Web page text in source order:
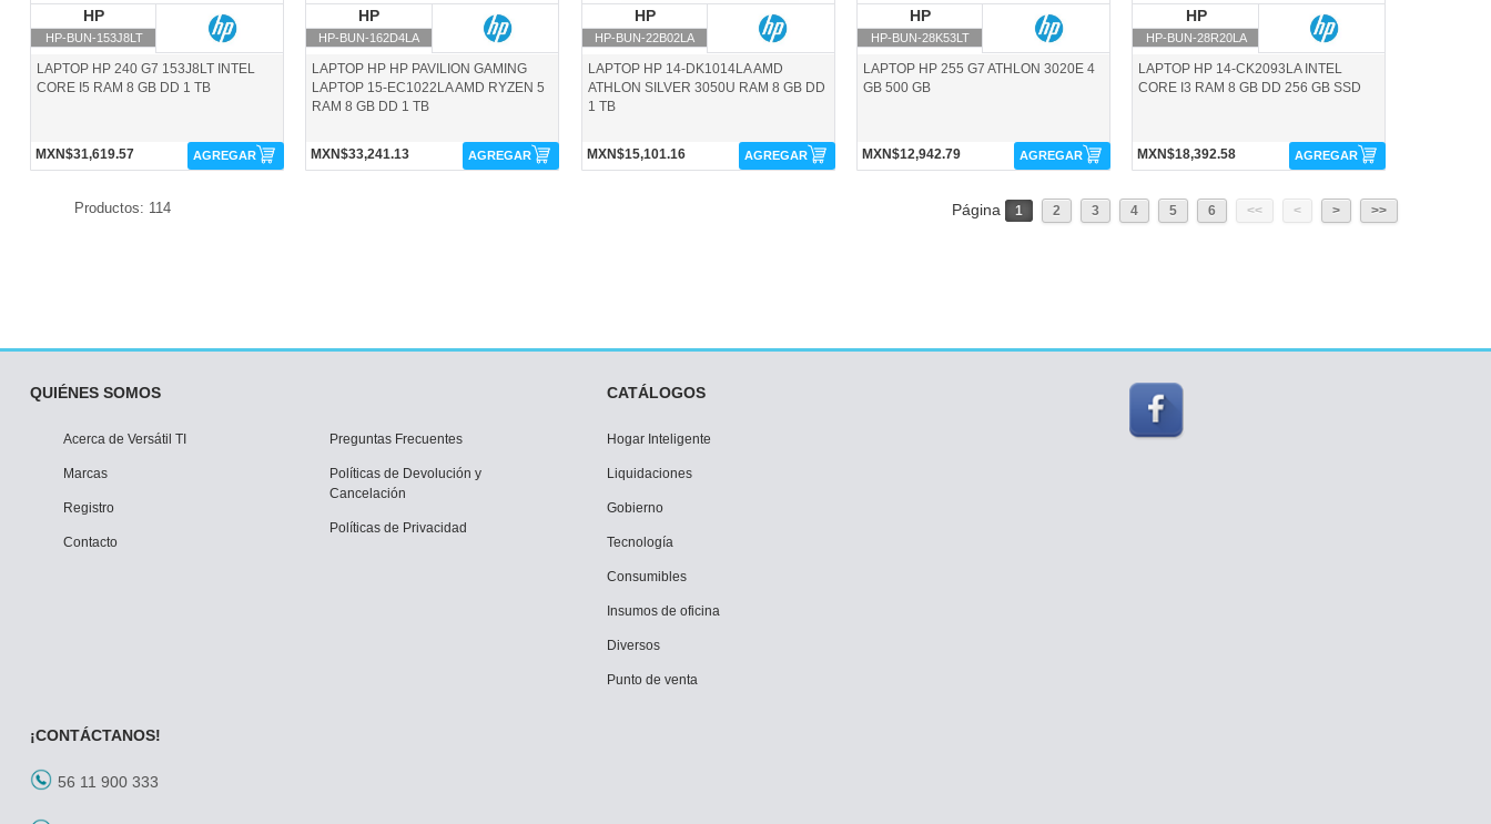
HP
HP-BUN-153J8LT
LAPTOP HP 240 G7 153J8LT INTEL
CORE I5 RAM 8 GB DD 1 TB
MXN$31,619.57 AGREGAR
HP
HP-BUN-162D4LA
LAPTOP HP HP PAVILION GAMING
LAPTOP 15-EC1022LA AMD RYZEN 5
RAM 8 GB DD 1 TB
MXN$33,241.13 AGREGAR
HP
HP-BUN-22B02LA
LAPTOP HP 14-DK1014LA AMD
ATHLON SILVER 3050U RAM 8 GB DD
1 TB
MXN$15,101.16 AGREGAR
HP
HP-BUN-28K53LT
LAPTOP HP 255 G7 ATHLON 3020E 4
GB 500 GB
MXN$12,942.79 AGREGAR
HP
HP-BUN-28R20LA
LAPTOP HP 14-CK2093LA INTEL
CORE I3 RAM 8 GB DD 256 GB SSD
MXN$18,392.58 AGREGAR
Productos: 114 Página 1 2 3 4 5 6 << < > >>
QUIÉNES SOMOS
Acerca de Versátil TI
Marcas
Registro
Contacto
Preguntas Frecuentes
Políticas de Devolución y
Cancelación
Políticas de Privacidad
CATÁLOGOS
Hogar Inteligente
Liquidaciones
Gobierno
Tecnología
Consumibles
Insumos de oficina
Diversos
Punto de venta
¡CONTÁCTANOS!
56 11 900 333